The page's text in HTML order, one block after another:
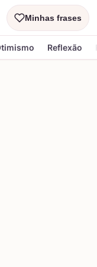
do texto
Minhas frases
Reflexão